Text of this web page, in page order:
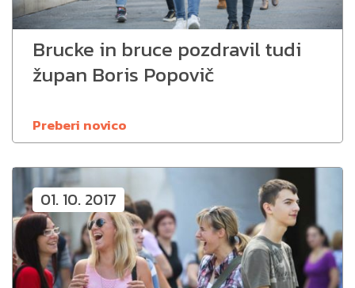
Brucke in bruce pozdravil tudi
župan Boris Popovič
Preberi novico
01. 10. 2017